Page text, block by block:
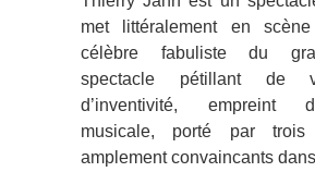
met littéralement en
célèbre fabuliste du
spectacle pétillant de
d’inventivité, empreint
musicale, porté par trois
amplement convaincants